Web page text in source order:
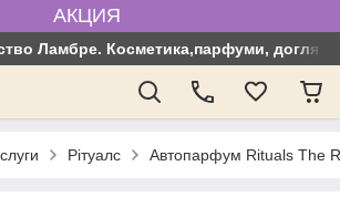
АКЦИЯ
Ламбре. Косметика,парфуми, догляд
Рітуалс Автопарфум Rituals The